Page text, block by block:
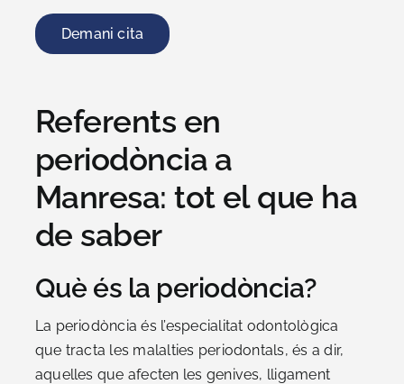
Demani cita
Referents en
periodòncia a
Manresa: tot el que ha
de saber
Què és la periodòncia?
La periodòncia és l’especialitat odontològica
que tracta les malalties periodontals, és a dir,
aquelles que afecten les genives, lligament